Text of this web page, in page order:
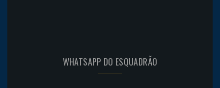
WHATSAPP DO ESQUADRÃO